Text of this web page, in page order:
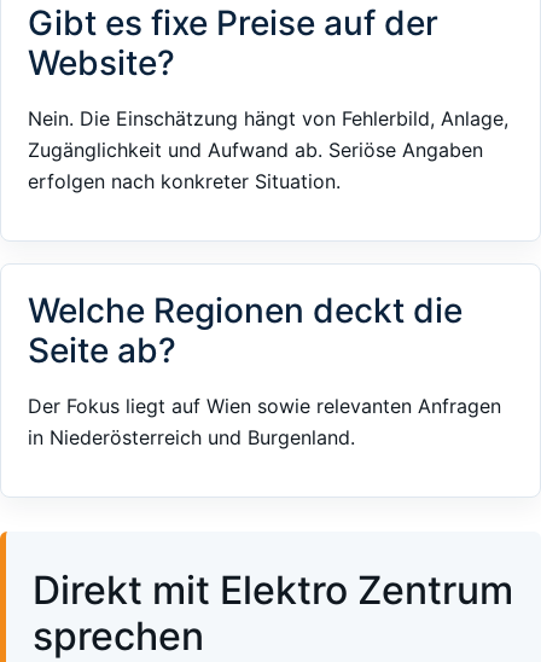
Gibt es fixe Preise auf der
Website?
Nein. Die Einschätzung hängt von Fehlerbild, Anlage,
Zugänglichkeit und Aufwand ab. Seriöse Angaben
erfolgen nach konkreter Situation.
Welche Regionen deckt die
Seite ab?
Der Fokus liegt auf Wien sowie relevanten Anfragen
in Niederösterreich und Burgenland.
Direkt mit Elektro Zentrum
sprechen